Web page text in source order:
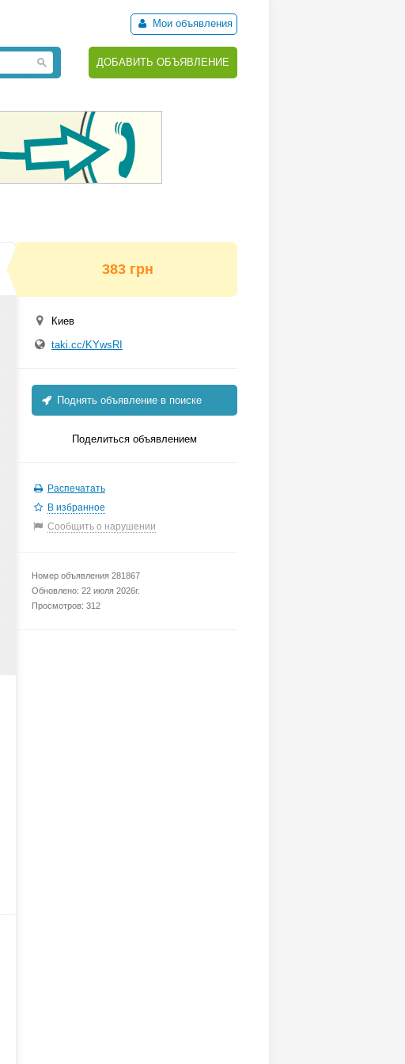
Мои объявления
ДОБАВИТЬ ОБЪЯВЛЕНИЕ
383 грн
Киев
taki.cc/KYwsRI
Поднять объявление в поиске
Поделиться объявлением
Распечатать
В избранное
Сообщить о нарушении
Номер объявления 281867
Обновлено: 22 июля 2026г.
Просмотров: 312